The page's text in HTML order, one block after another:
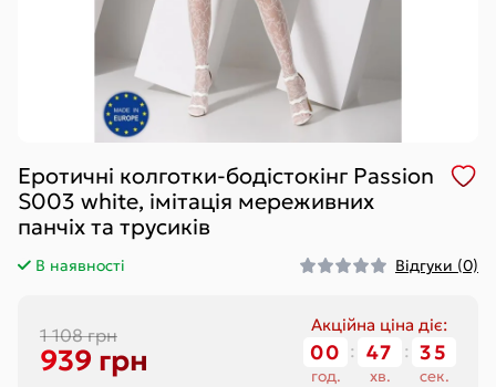
Еротичні колготки-бодістокінг Passion
S003 white, імітація мереживних
панчіх та трусиків
В наявності Відгуки (0)
1 108 грн
939 грн
Акційна ціна діє:
00
год.
: 47
хв.
: 35
сек.